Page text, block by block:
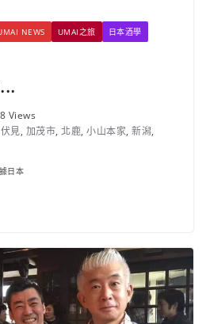
NEWS UMAI之旅
日本酒學
Views
伏見, 加茂市, 北鹿, 小山本家, 新潟,
日本